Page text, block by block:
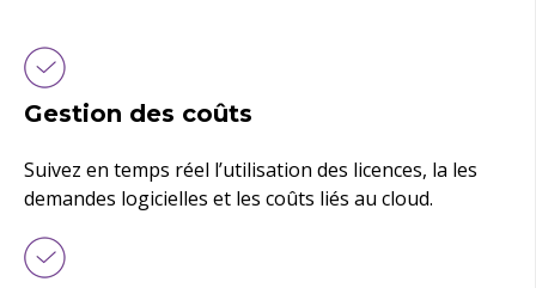
Gestion des coûts
Suivez en temps réel l’utilisation des licences, la les
demandes logicielles et les coûts liés au cloud.